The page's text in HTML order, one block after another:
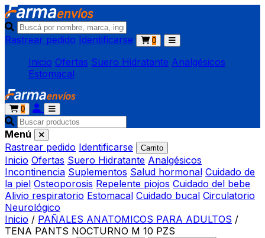
Rastrear pedido Identificarse 0
Inicio Ofertas Suero Hidratante Analgésicos
Estomacal
0
Menú
Rastrear pedido Identificarse Carrito
Inicio Ofertas Suero Hidratante Analgésicos
Incontinencia Suplementos Salud hormonal Cuidado de
la piel Osteoporosis Repelente piojos Cuidado del bebe
Alivio respiratorio Estomacal Cuidado bucal Circulatorio
Neurológico
Inicio / PAÑALES ANATOMICOS PARA ADULTOS /
TENA PANTS NOCTURNO M 10 PZS